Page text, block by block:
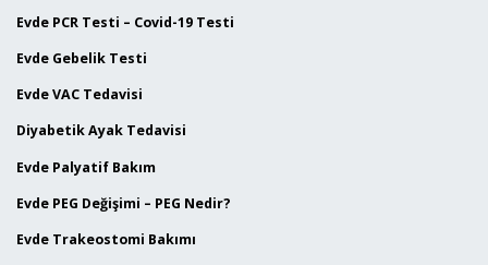
Evde PCR Testi – Covid-19 Testi
Evde Gebelik Testi
Evde VAC Tedavisi
Diyabetik Ayak Tedavisi
Evde Palyatif Bakım
Evde PEG Değişimi – PEG Nedir?
Evde Trakeostomi Bakımı